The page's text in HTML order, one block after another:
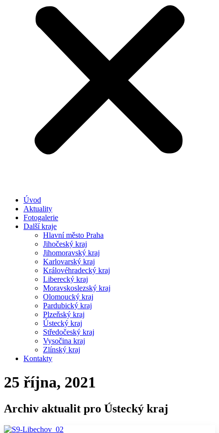
Úvod
Aktuality
Fotogalerie
Další kraje
Hlavní město Praha
Jihočeský kraj
Jihomoravský kraj
Karlovarský kraj
Královéhradecký kraj
Liberecký kraj
Moravskoslezský kraj
Olomoucký kraj
Pardubický kraj
Plzeňský kraj
Ústecký kraj
Středočeský kraj
Vysočina kraj
Zlínský kraj
Kontakty
25 října, 2021
Archiv aktualit pro Ústecký kraj